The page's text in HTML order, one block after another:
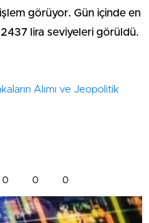
görüyor. Gün içinde en
lira seviyeleri görüldü.
Alımı ve Jeopolitik
0 0 0